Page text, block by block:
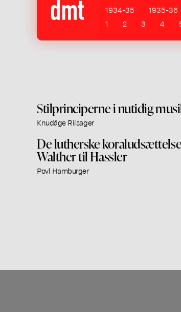
1934-35
1935-36
1
2 3 4
Stilprinciperne i nutidig
Knudåge Riisager
De lutherske
Walther til Hassler
Povl Hamburger